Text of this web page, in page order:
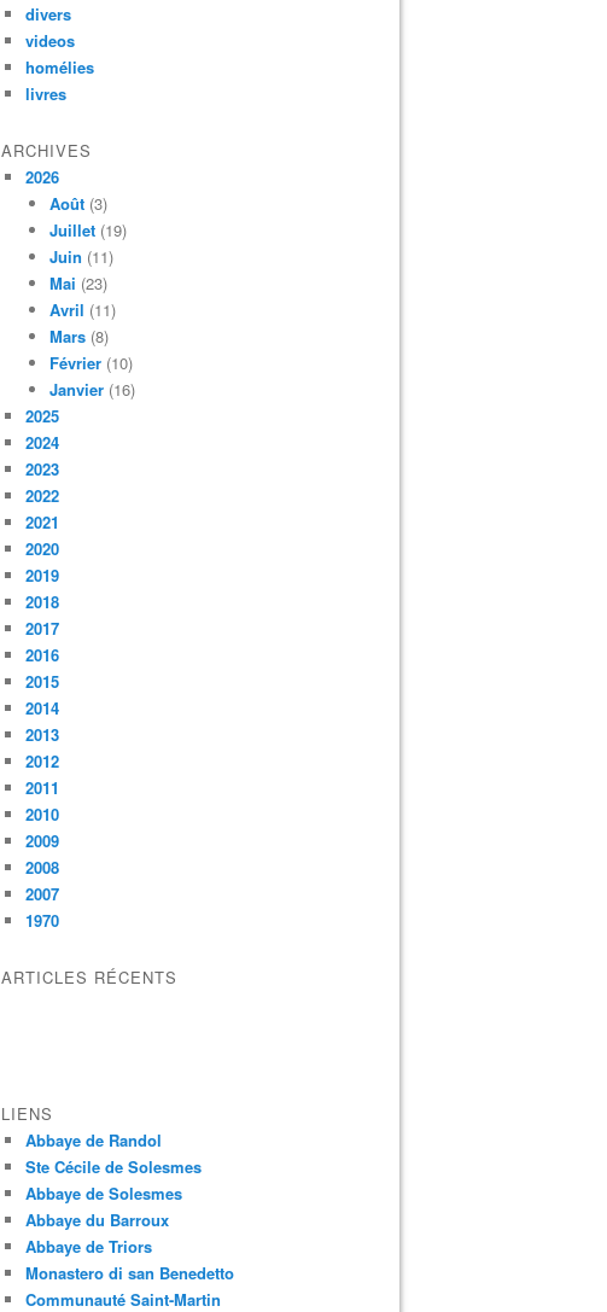
divers
videos
homélies
livres
ARCHIVES
2026
Août (3)
Juillet (19)
Juin (11)
Mai (23)
Avril (11)
Mars (8)
Février (10)
Janvier (16)
2025
2024
2023
2022
2021
2020
2019
2018
2017
2016
2015
2014
2013
2012
2011
2010
2009
2008
2007
1970
ARTICLES RÉCENTS
LIENS
Abbaye de Randol
Ste Cécile de Solesmes
Abbaye de Solesmes
Abbaye du Barroux
Abbaye de Triors
Monastero di san Benedetto
Communauté Saint-Martin